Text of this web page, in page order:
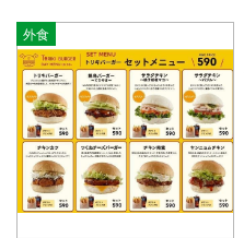
外食